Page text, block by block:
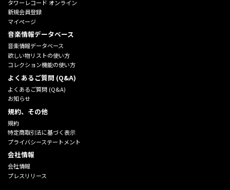
タワーレコード オンライン
新規会員登録
マイページ
音楽情報データベース
音楽情報データベース
欲しい物リストの使い方
コレクション機能の使い方
よくあるご質問 (Q&A)
よくあるご質問 (Q&A)
お知らせ
規約、その他
規約
特定商取引法に基づく表示
プライバシーステートメント
会社情報
会社情報
プレスリリース